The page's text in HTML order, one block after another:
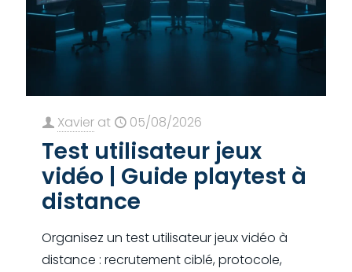
Xavier at 05/08/2026
Test utilisateur jeux
vidéo | Guide playtest à
distance
Organisez un test utilisateur jeux vidéo à
distance : recrutement ciblé, protocole,